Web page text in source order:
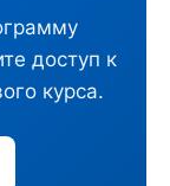
доступ к
курса.